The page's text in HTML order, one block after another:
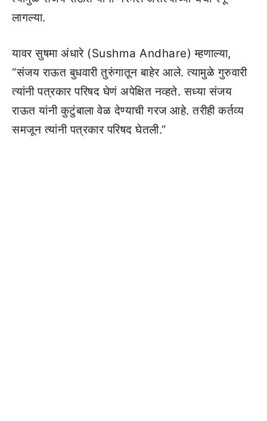
लागल्या.
यावर सुषमा अंधारे (Sushma Andhare) म्हणाल्या,
“संजय राऊत बुधवारी तुरुंगातून बाहेर आले. त्यामुळे गुरुवारी
त्यांनी पत्रकार परिषद घेणं अपेक्षित नव्हते. सध्या संजय
राऊत यांनी कुटुंबाला वेळ देण्याची गरज आहे. तरीही कर्तव्य
समजून त्यांनी पत्रकार परिषद घेतली.”